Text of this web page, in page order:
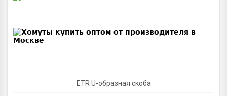
ETR U-образная скоба